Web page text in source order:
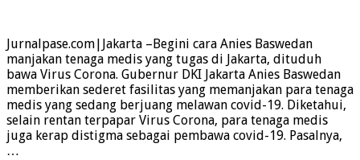
Jurnalpase.com|Jakarta –Begini cara Anies Baswedan
manjakan tenaga medis yang tugas di Jakarta, dituduh
bawa Virus Corona. Gubernur DKI Jakarta Anies Baswedan
memberikan sederet fasilitas yang memanjakan para tenaga
medis yang sedang berjuang melawan covid-19. Diketahui,
selain rentan terpapar Virus Corona, para tenaga medis
juga kerap distigma sebagai pembawa covid-19. Pasalnya,
…